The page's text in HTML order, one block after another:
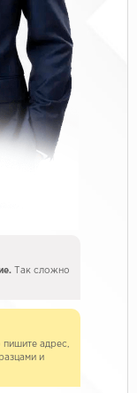
Так сложно
адрес,
и